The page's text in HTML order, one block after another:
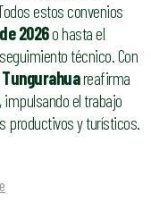
estos convenios
2026o hasta el
técnico. Con
reafirma
, impulsando el trabajo
productivos y turísticos.